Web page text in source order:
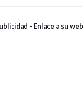
- Enlace a su web